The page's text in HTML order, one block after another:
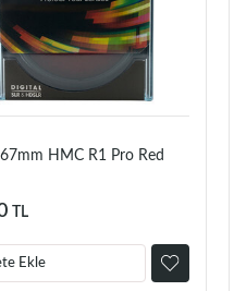
HMC R1 Pro Red
TL
Ekle